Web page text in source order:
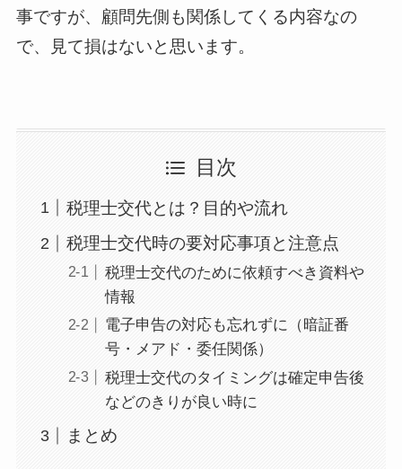
事ですが、顧問先側も関係してくる内容なの
で、見て損はないと思います。
目次
税理士交代とは？目的や流れ
税理士交代時の要対応事項と注意点
税理士交代のために依頼すべき資料や
情報
電子申告の対応も忘れずに（暗証番
号・メアド・委任関係）
税理士交代のタイミングは確定申告後
などのきりが良い時に
まとめ